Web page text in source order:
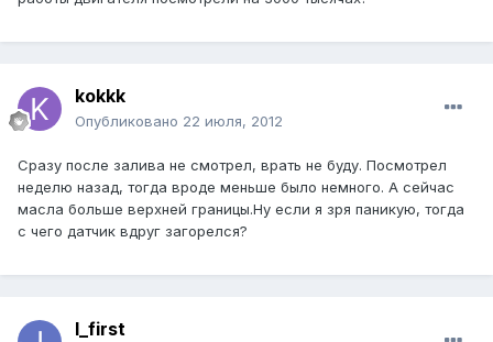
kokkk
Опубликовано 22 июля, 2012
Сразу после залива не смотрел, врать не буду. Посмотрел
неделю назад, тогда вроде меньше было немного. А сейчас
масла больше верхней границы.Ну если я зря паникую, тогда
с чего датчик вдруг загорелся?
I_first